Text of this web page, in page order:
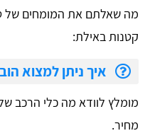
מה שאלתם את המומחים של
קטנות באילת:
איך ניתן למצוא
מומלץ לוודא מה כלי הרכב
מחיר.